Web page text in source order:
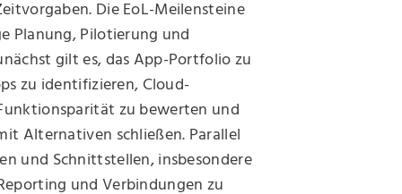
Die EoL-Meilensteine
Planung, Pilotierung und
gilt es, das App-Portfolio zu
zu identifizieren, Cloud-
zu bewerten und
Alternativen schließen. Parallel
und Schnittstellen, insbesondere
und Verbindungen zu